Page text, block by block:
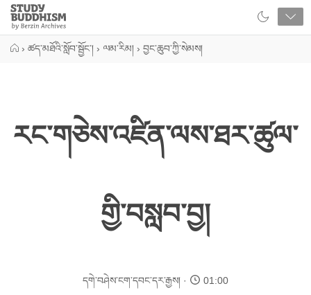
Close
Study
Buddhism
› ཚད་མཐོའི་སློབ་སྦྱོང་། › ལམ་རིམ། › བྱང་ཆུབ་ཀྱི་སེམས།
རང་གཅེས་འཛིན་ལས་ཐར་ཚུལ་
གྱི་བསླབ་བྱ།
དགེ་བཤེས་ངག་དབང་དར་རྒྱས། 01:00